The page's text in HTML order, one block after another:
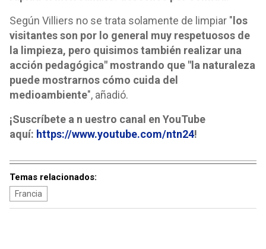
Según Villiers no se trata solamente de limpiar " los
visitantes son por lo general muy respetuosos de
la limpieza, pero quisimos también realizar una
acción pedagógica" mostrando que "la naturaleza
puede mostrarnos cómo cuida del
medioambiente", añadió.
¡Suscríbete a n uestro canal en YouTube
aquí: https://www.youtube.com/ntn24!
Temas relacionados:
Francia